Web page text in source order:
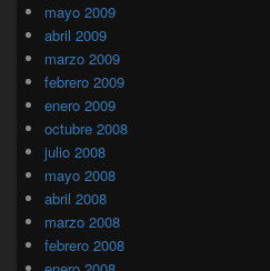
mayo 2009
abril 2009
marzo 2009
febrero 2009
enero 2009
octubre 2008
julio 2008
mayo 2008
abril 2008
marzo 2008
febrero 2008